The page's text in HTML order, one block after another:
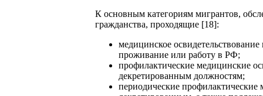
К основным категориям мигрантов,
гражданства, проходящие [18]:
медицинское
проживание или работу в РФ;
профилактические медицинские
декретированным должностям;
периодические